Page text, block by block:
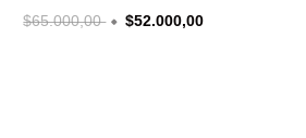
$65.000,00
$52.000,00